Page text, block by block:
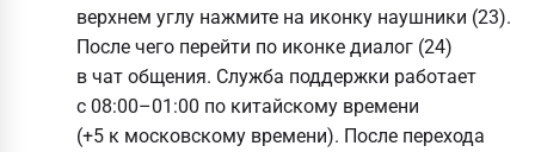
верхнем углу нажмите на иконку наушники (23).
После чего перейти по иконке диалог (24)
в чат общения. Служба поддержки работает
с 08:00–01:00 по китайскому времени
(+5 к московскому времени). После перехода